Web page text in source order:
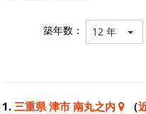
築年数： 12 年
1. 三重県 津市 南丸之内 （